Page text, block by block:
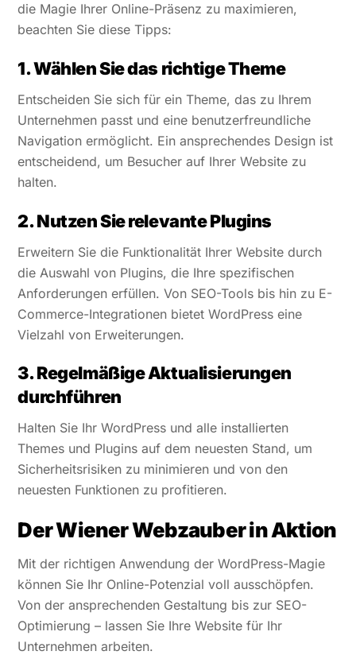
die Magie Ihrer Online-Präsenz zu maximieren,
beachten Sie diese Tipps:
1. Wählen Sie das richtige Theme
Entscheiden Sie sich für ein Theme, das zu Ihrem
Unternehmen passt und eine benutzerfreundliche
Navigation ermöglicht. Ein ansprechendes Design ist
entscheidend, um Besucher auf Ihrer Website zu
halten.
2. Nutzen Sie relevante Plugins
Erweitern Sie die Funktionalität Ihrer Website durch
die Auswahl von Plugins, die Ihre spezifischen
Anforderungen erfüllen. Von SEO-Tools bis hin zu E-
Commerce-Integrationen bietet WordPress eine
Vielzahl von Erweiterungen.
3. Regelmäßige Aktualisierungen
durchführen
Halten Sie Ihr WordPress und alle installierten
Themes und Plugins auf dem neuesten Stand, um
Sicherheitsrisiken zu minimieren und von den
neuesten Funktionen zu profitieren.
Der Wiener Webzauber in Aktion
Mit der richtigen Anwendung der WordPress-Magie
können Sie Ihr Online-Potenzial voll ausschöpfen.
Von der ansprechenden Gestaltung bis zur SEO-
Optimierung – lassen Sie Ihre Website für Ihr
Unternehmen arbeiten.